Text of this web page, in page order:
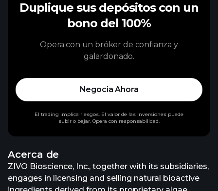
Acerca de
ZIVO Bioscience, Inc., together with its subsidiaries,
engages in licensing and selling natural bioactive
Duplique sus depósitos con un
bono del 100%
Opera con un bróker de confianza y
galardonado.
Negocia Ahora
El trading implica riesgos. El valor de las inversiones puede
subir o bajar. Opera con responsabilidad.